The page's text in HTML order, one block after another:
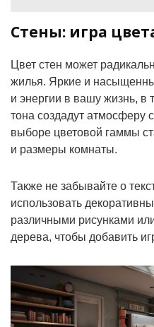
Стены: игра
Цвет стен может
жилья. Яркие и
и энергии в вашу жизнь, в
тона создадут атмосферу
выборе цветовой гаммы
и размеры комнаты.
Также не забывайте о
использовать
различными рисунками
дерева, чтобы добавить